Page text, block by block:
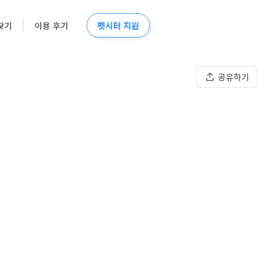
기 이용 후기 펫시터 지원
공유하기